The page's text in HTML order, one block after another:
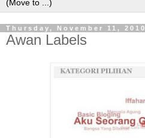
Thursday, November 11, 2010
Awan Labels